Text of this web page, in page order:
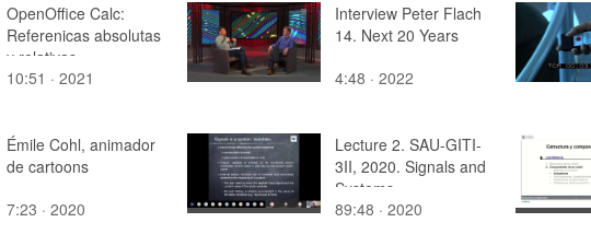
OpenOffice Calc:
Referenicas absolutas
y relativas
10:51 · 2021
Interview Peter Flach
14. Next 20 Years
4:48 · 2022
Émile Cohl, animador
de cartoons
7:23 · 2020
Lecture 2. SAU-GITI-
3II, 2020. Signals and
Systems
89:48 · 2020